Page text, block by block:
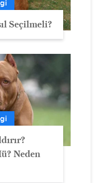
Seçilmeli?
Neden